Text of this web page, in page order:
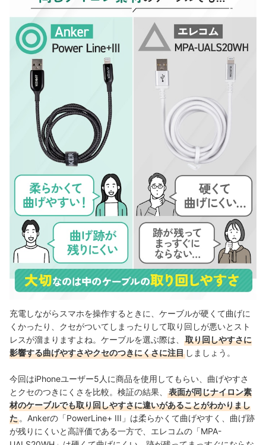
充電しながらスマホを操作するときに、ケーブルが硬くて曲げに
くかったり、クセがついてしまったりして取り回しが悪いとスト
レスが溜まりますよね。ケーブルを選ぶ際は、
取り回しやすさに
影響する曲げやすさやクセのつきにくさに注目 しましょう。
今回はiPhoneユーザー5人に商品を使用してもらい、曲げやすさ
とクセのつきにくさを比較。検証の結果、
表面が同じナイロン素
材のケーブルでも取り回しやすさに違いがあることがわかりまし
た 。Ankerの「PowerLine+ III」は柔らかくて曲げやすく、曲げ跡
が残りにくいと高評価である一方で、エレコムの「MPA-